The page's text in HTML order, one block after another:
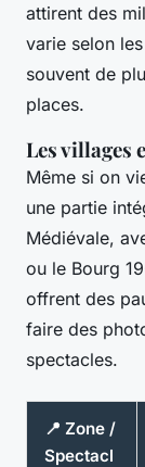
attirent des
varie selon
souvent de
places.
Les villages
Même si on
une partie
Médiévale,
ou le Bourg
offrent des
faire des
spectacles.
📍 Zone /
Spectacl